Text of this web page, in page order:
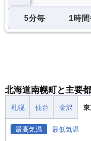
5分毎 1時
北海道南幌町と主要
札幌 仙台 金沢
最高気温 最低気温